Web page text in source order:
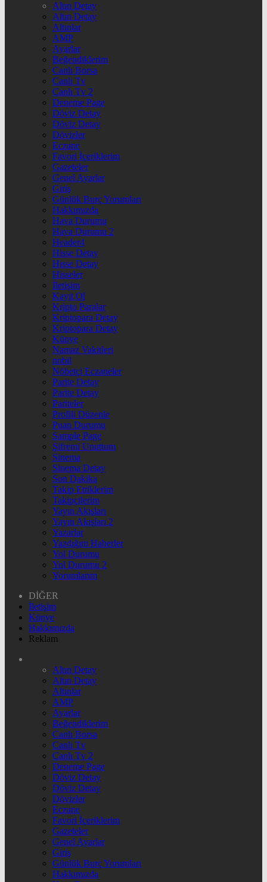
Altın Detay
Altın Detay
Altınlar
AMP
Ayarlar
Beğendiklerim
Canlı Borsa
Canlı Tv
Canlı Tv 2
Deneme Page
Döviz Detay
Döviz Detay
Dövizler
Eczane
Favori İçeriklerim
Gazeteler
Genel Ayarlar
Giriş
Günlük Burç Yorumları
Hakkımızda
Hava Durumu
Hava Durumu 2
Header4
Hisse Detay
Hisse Detay
Hisseler
İletişim
Kayıt Ol
Kripto Paralar
Kriptopara Detay
Kriptopara Detay
Künye
Namaz Vakitleri
nnbil
Nöbetçi Eczaneler
Parite Detay
Parite Detay
Pariteler
Profili Düzenle
Puan Durumu
Sample Page
Şifremi Unuttum
Sinema
Sinema Detay
Son Dakika
Takip Ettiklerim
Takipçilerim
Yayın Akışları
Yayın Akışları 2
Yazarlar
Yazdığım Haberler
Yol Durumu
Yol Durumu 2
Yorumlarım
DİĞER
İletişim
Künye
Hakkımızda
Reklam
Altın Detay
Altın Detay
Altınlar
AMP
Ayarlar
Beğendiklerim
Canlı Borsa
Canlı Tv
Canlı Tv 2
Deneme Page
Döviz Detay
Döviz Detay
Dövizler
Eczane
Favori İçeriklerim
Gazeteler
Genel Ayarlar
Giriş
Günlük Burç Yorumları
Hakkımızda